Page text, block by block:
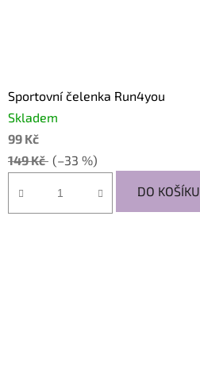
Sportovní čelenka Run4you
Skladem
99 Kč
149 Kč (–33 %)
DO KOŠÍKU